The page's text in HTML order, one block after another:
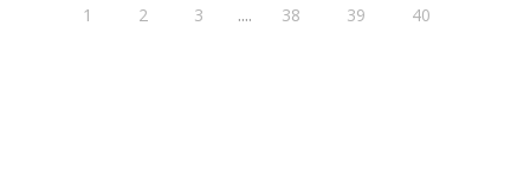
1 2 3 .... 38 39 40